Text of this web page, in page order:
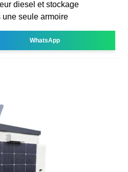
diesel et stockage
une seule armoire
WhatsApp